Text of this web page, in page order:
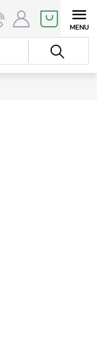
NÁKUPNÍ
KOŠÍK